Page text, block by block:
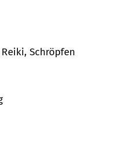
Schröpfen